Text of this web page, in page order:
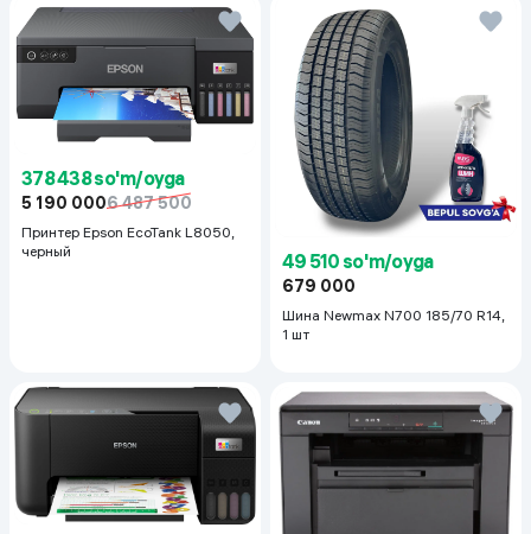
оригинала
Разрешение сканера 600x1200
378 438 so'm/oyga
5 190 0006 487 500
Принтер Epson EcoTank L8050,
черный
49 510 so'm/oyga
679 000
Шина Newmax N700 185/70 R14,
1 шт